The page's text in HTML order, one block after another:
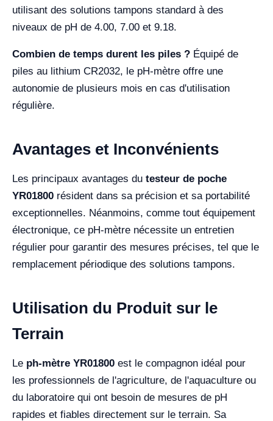
utilisant des solutions tampons standard à des
niveaux de pH de 4.00, 7.00 et 9.18.
Combien de temps durent les piles ? Équipé de
piles au lithium CR2032, le pH-mètre offre une
autonomie de plusieurs mois en cas d'utilisation
régulière.
Avantages et Inconvénients
Les principaux avantages du testeur de poche
YR01800 résident dans sa précision et sa portabilité
exceptionnelles. Néanmoins, comme tout équipement
électronique, ce pH-mètre nécessite un entretien
régulier pour garantir des mesures précises, tel que le
remplacement périodique des solutions tampons.
Utilisation du Produit sur le
Terrain
Le ph-mètre YR01800 est le compagnon idéal pour
les professionnels de l'agriculture, de l'aquaculture ou
du laboratoire qui ont besoin de mesures de pH
rapides et fiables directement sur le terrain. Sa